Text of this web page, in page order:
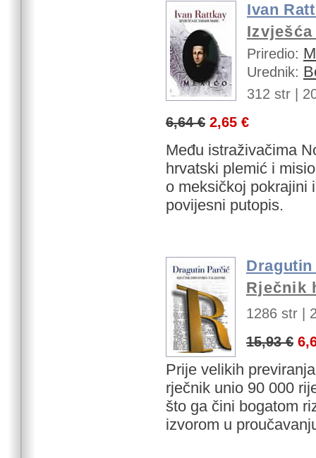
Ivan
Priredio:
Urednik:
312 str |
6,64 € 2,65 €
Među istraživačima
hrvatski plemić i
o meksičkoj pokrajini
povijesni putopis.
Rječnik
1286 str |
15,93 €
Prije velikih
rječnik unio 90 000
što ga čini bogatom
izvorom u